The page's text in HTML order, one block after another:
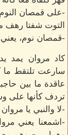
-على قمصان
التوت شفتا رهف
-قمصان نوم،
كاد مروان يمد
سارعت تلتقط ما
عاقدة ما بين
تردف كأنها على
-لا والنبي يا مروان
-اشمعنا يعني